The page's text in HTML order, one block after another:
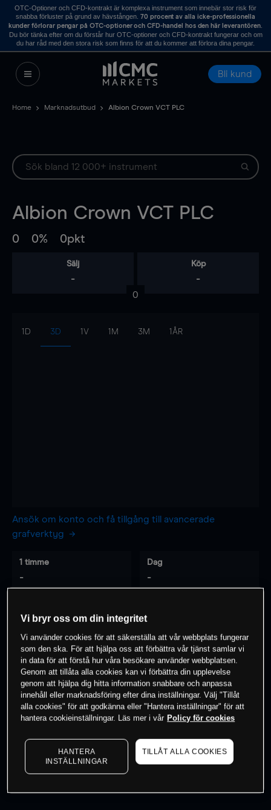
OTC-Optioner och CFD-kontrakt är komplexa instrument som innebär stor risk för
snabba förluster på grund av hävstången. 70 procent av alla icke-professionella
kunder förlorar pengar på OTC-optioner och CFD-handel hos den här leverantören.
Du bör tänka efter om du förstår hur OTC-optioner och CFD-kontrakt fungerar och om
du har råd med den stora risk som finns för att du kommer att förlora dina pengar.
Bli kund
Home Marknadsutbud Albion Crown VCT PLC
Albion Crown VCT PLC
0 0% 0pkt
Sälj
-
Köp
-
0
1D 3D 1V 1M 3M 1ÅR
Ansök om konto och få tillgång till avancerade
grafverktyg
1 timme
-
Dag
-
7 dagar
0% av kunderna har enposition i detta
instrument
Börja handla
Vi bryr oss om din integritet
Vi använder cookies för att säkerställa att vår webbplats fungerar
som den ska. För att hjälpa oss att förbättra vår tjänst samlar vi
in data för att förstå hur våra besökare använder webbplatsen.
Genom att tillåta alla cookies kan vi förbättra din upplevelse
genom att hjälpa dig hitta information snabbare och anpassa
innehåll eller marknadsföring efter dina inställningar. Välj "Tillåt
alla cookies" för att godkänna eller "Hantera inställningar" för att
hantera cookieinställningar. Läs mer i vår Policy för cookies
HANTERA
INSTÄLLNINGAR
TILLÅT ALLA COOKIES